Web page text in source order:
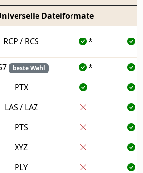
Dateiformate
RCP / RCS *
beste Wahl
*
PTX
LAS / LAZ
PTS
XYZ
PLY